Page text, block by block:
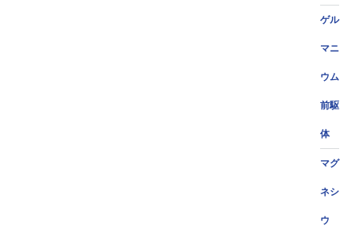
ゲル
マニ
ウム
前駆
体
マグ
ネシ
ウ